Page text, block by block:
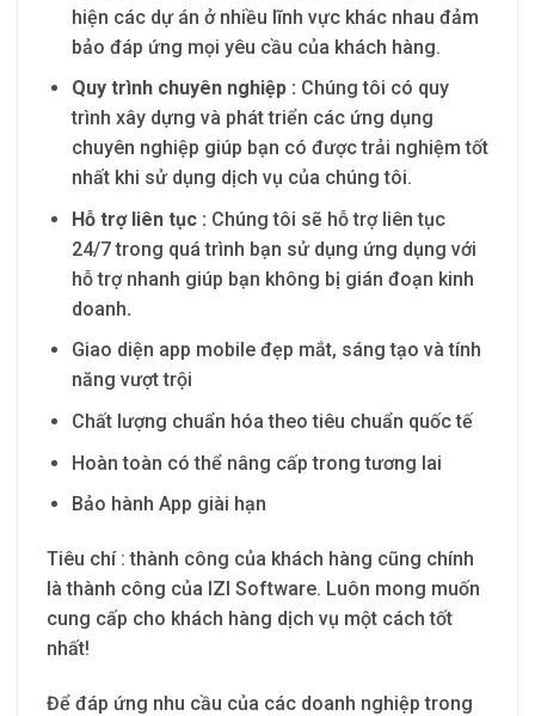
hiện các dự án ở nhiều lĩnh vực khác nhau đảm
bảo đáp ứng mọi yêu cầu của khách hàng.
Quy trình chuyên nghiệp : Chúng tôi có quy
trình xây dựng và phát triển các ứng dụng
chuyên nghiệp giúp bạn có được trải nghiệm tốt
nhất khi sử dụng dịch vụ của chúng tôi.
Hỗ trợ liên tục : Chúng tôi sẽ hỗ trợ liên tục
24/7 trong quá trình bạn sử dụng ứng dụng với
hỗ trợ nhanh giúp bạn không bị gián đoạn kinh
doanh.
Giao diện app mobile đẹp mắt, sáng tạo và tính
năng vượt trội
Chất lượng chuẩn hóa theo tiêu chuẩn quốc tế
Hoàn toàn có thể nâng cấp trong tương lai
Bảo hành App giài hạn
Tiêu chí : thành công của khách hàng cũng chính
là thành công của IZI Software. Luôn mong muốn
cung cấp cho khách hàng dịch vụ một cách tốt
nhất!
Để đáp ứng nhu cầu của các doanh nghiệp trong